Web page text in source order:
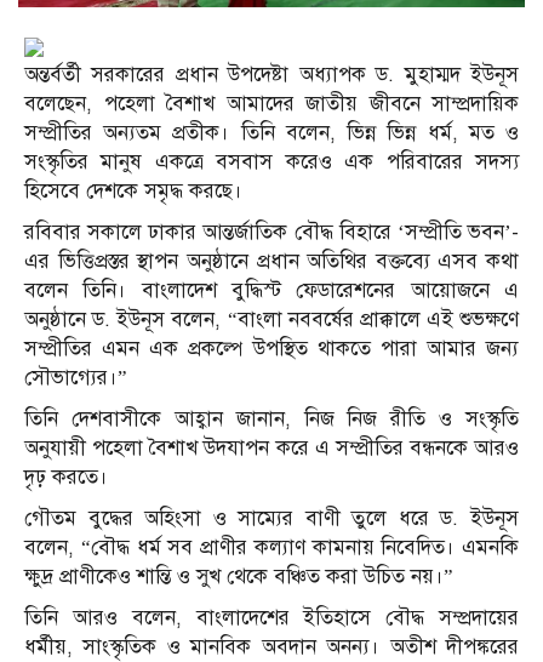
অন্তর্বর্তী সরকারের প্রধান উপদেষ্টা অধ্যাপক ড. মুহাম্মদ ইউনূস
বলেছেন, পহেলা বৈশাখ আমাদের জাতীয় জীবনে সাম্প্রদায়িক
সম্প্রীতির অন্যতম প্রতীক। তিনি বলেন, ভিন্ন ভিন্ন ধর্ম, মত ও
সংস্কৃতির মানুষ একত্রে বসবাস করেও এক পরিবারের সদস্য
হিসেবে দেশকে সমৃদ্ধ করছে।
রবিবার সকালে ঢাকার আন্তর্জাতিক বৌদ্ধ বিহারে ‘সম্প্রীতি ভবন’-
এর ভিত্তিপ্রস্তর স্থাপন অনুষ্ঠানে প্রধান অতিথির বক্তব্যে এসব কথা
বলেন তিনি। বাংলাদেশ বুদ্ধিস্ট ফেডারেশনের আয়োজনে এ
অনুষ্ঠানে ড. ইউনূস বলেন, “বাংলা নববর্ষের প্রাক্কালে এই শুভক্ষণে
সম্প্রীতির এমন এক প্রকল্পে উপস্থিত থাকতে পারা আমার জন্য
সৌভাগ্যের।”
তিনি দেশবাসীকে আহ্বান জানান, নিজ নিজ রীতি ও সংস্কৃতি
অনুযায়ী পহেলা বৈশাখ উদযাপন করে এ সম্প্রীতির বন্ধনকে আরও
দৃঢ় করতে।
গৌতম বুদ্ধের অহিংসা ও সাম্যের বাণী তুলে ধরে ড. ইউনূস
বলেন, “বৌদ্ধ ধর্ম সব প্রাণীর কল্যাণ কামনায় নিবেদিত। এমনকি
ক্ষুদ্র প্রাণীকেও শান্তি ও সুখ থেকে বঞ্চিত করা উচিত নয়।”
তিনি আরও বলেন, বাংলাদেশের ইতিহাসে বৌদ্ধ সম্প্রদায়ের
ধর্মীয়, সাংস্কৃতিক ও মানবিক অবদান অনন্য। অতীশ দীপঙ্করের